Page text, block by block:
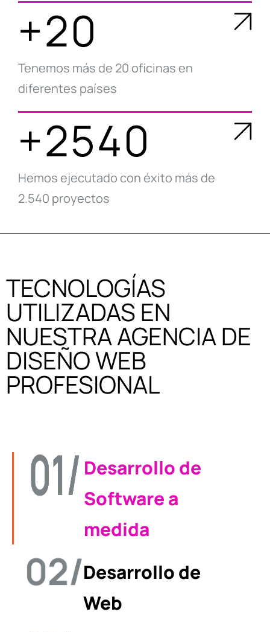
+20
Tenemos más de 20 oficinas en
diferentes países
+2540
Hemos ejecutado con éxito más de
2.540 proyectos
TECNOLOGÍAS
UTILIZADAS EN
NUESTRA AGENCIA DE
DISEÑO WEB
PROFESIONAL
Desarrollo de
Software a
medida
Desarrollo de
Web